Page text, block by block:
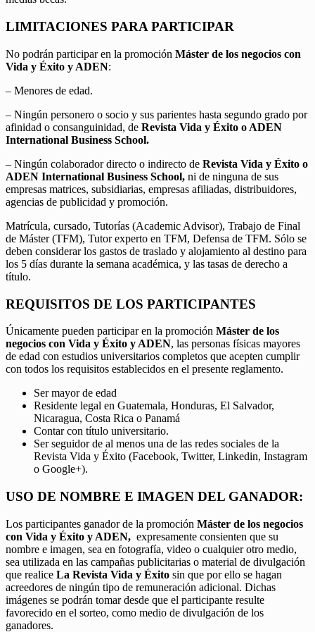
LIMITACIONES PARA PARTICIPAR
No podrán participar en la promoción Máster de los negocios con
Vida y Éxito y ADEN:
– Menores de edad.
– Ningún personero o socio y sus parientes hasta segundo grado por
afinidad o consanguinidad, de Revista Vida y Éxito o ADEN
International Business School.
– Ningún colaborador directo o indirecto de Revista Vida y Éxito o
ADEN International Business School, ni de ninguna de sus
empresas matrices, subsidiarias, empresas afiliadas, distribuidores,
agencias de publicidad y promoción.
Matrícula, cursado, Tutorías (Academic Advisor), Trabajo de Final
de Máster (TFM), Tutor experto en TFM, Defensa de TFM. Sólo se
deben considerar los gastos de traslado y alojamiento al destino para
los 5 días durante la semana académica, y las tasas de derecho a
título.
REQUISITOS DE LOS PARTICIPANTES
Únicamente pueden participar en la promoción Máster de los
negocios con Vida y Éxito y ADEN, las personas físicas mayores
de edad con estudios universitarios completos que acepten cumplir
con todos los requisitos establecidos en el presente reglamento.
Ser mayor de edad
Residente legal en Guatemala, Honduras, El Salvador,
Nicaragua, Costa Rica o Panamá
Contar con título universitario.
Ser seguidor de al menos una de las redes sociales de la
Revista Vida y Éxito (Facebook, Twitter, Linkedin, Instagram
o Google+).
USO DE NOMBRE E IMAGEN DEL GANADOR:
Los participantes ganador de la promoción Máster de los negocios
con Vida y Éxito y ADEN, expresamente consienten que su
nombre e imagen, sea en fotografía, video o cualquier otro medio,
sea utilizada en las campañas publicitarias o material de divulgación
que realice La Revista Vida y Éxito sin que por ello se hagan
acreedores de ningún tipo de remuneración adicional. Dichas
imágenes se podrán tomar desde que el participante resulte
favorecido en el sorteo, como medio de divulgación de los
ganadores.